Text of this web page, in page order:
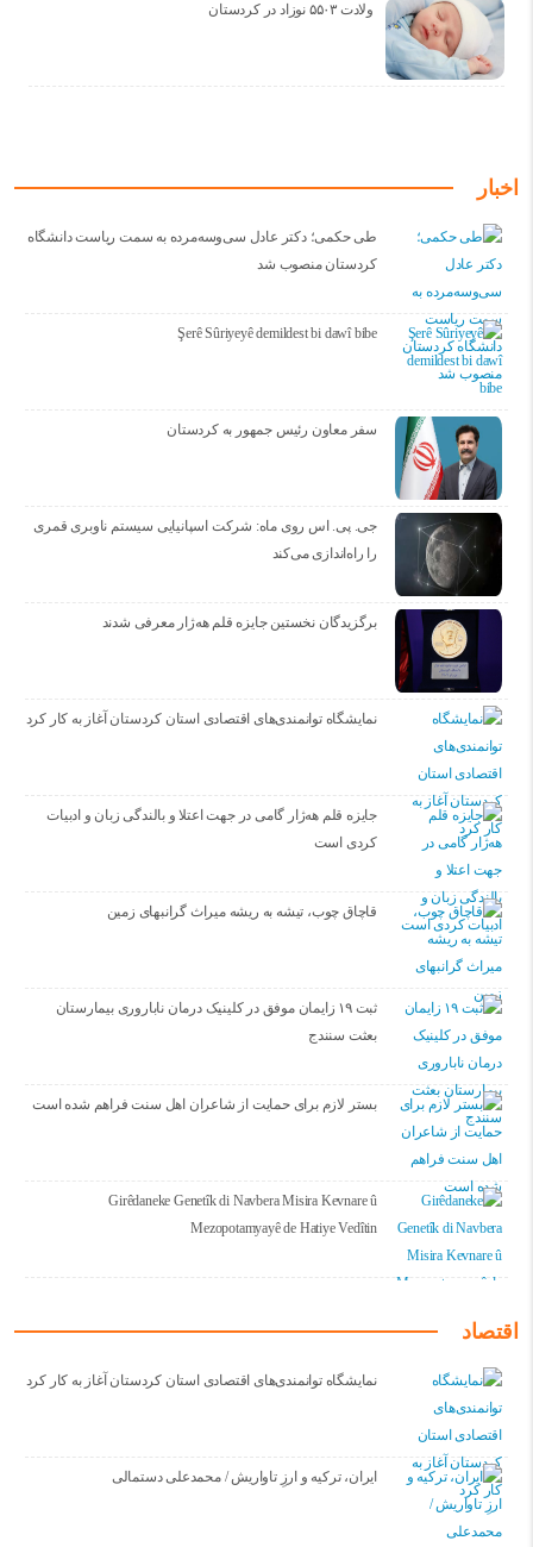
ولادت ۵۵۰۳ نوزاد در کردستان
اخبار
طی حکمی؛ دکتر عادل سی‌وسه‌مرده به سمت ریاست دانشگاه
کردستان منصوب شد
Şerê Sûriyeyê demildest bi dawî bibe
سفر معاون رئیس جمهور به کردستان
جی. پی. اس روی ماه: شرکت اسپانیایی سیستم ناوبری قمری
را راه‌اندازی می‌کند
برگزیدگان نخستین جایزه قلم هه‌ژار معرفی شدند
نمایشگاه توانمندی‌های اقتصادی استان کردستان آغاز به کار کرد
جایزه قلم هه‌ژار گامی در جهت اعتلا و بالندگی زبان و ادبیات
کردی است
قاچاق چوب، تیشه به ریشه میراث گرانبهای زمین
ثبت ۱۹ زایمان موفق در کلینیک درمان ناباروری بیمارستان
بعثت سنندج
بستر لازم برای حمایت از شاعران اهل سنت فراهم شده است
Girêdaneke Genetîk di Navbera Misira Kevnare û
Mezopotamyayê de Hatiye Vedîtin
اقتصاد
نمایشگاه توانمندی‌های اقتصادی استان کردستان آغاز به کار کرد
ایران، ترکیه و ارزِ تاواریش / محمدعلی دستمالی